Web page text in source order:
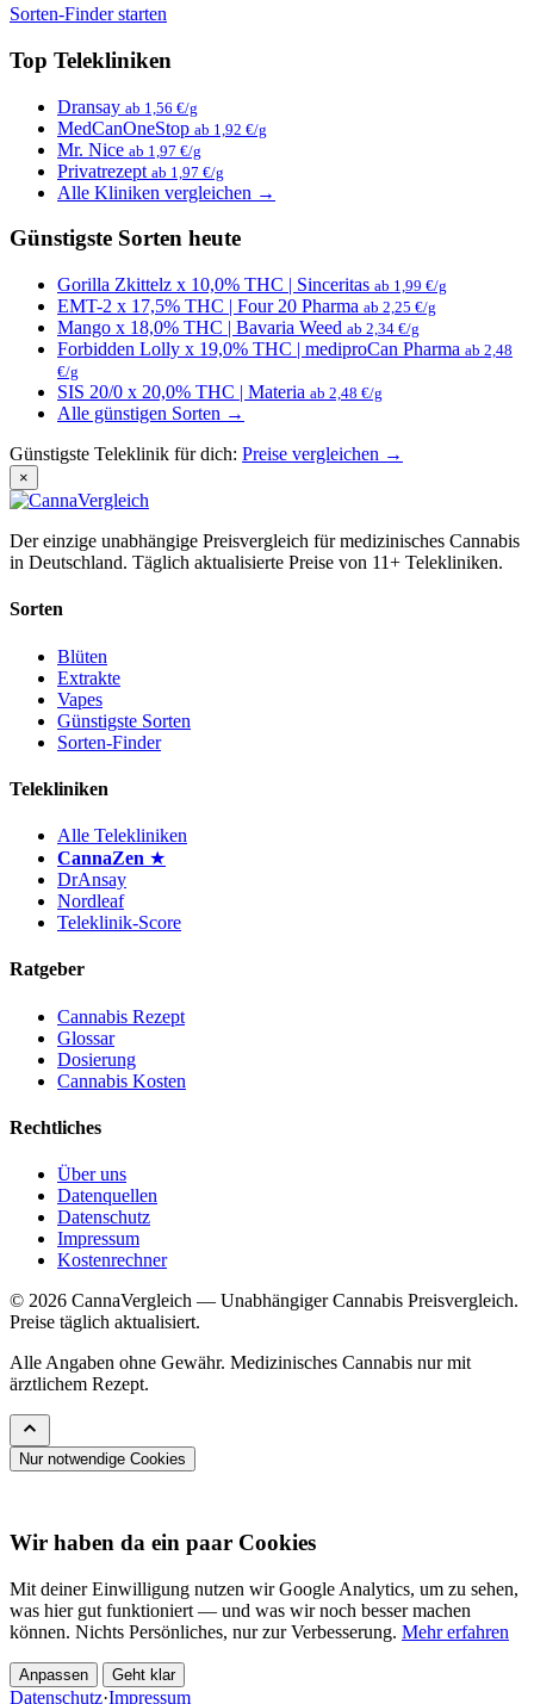
Sorten-Finder starten
Top Telekliniken
Dransay ab 1,56 €/g
MedCanOneStop ab 1,92 €/g
Mr. Nice ab 1,97 €/g
Privatrezept ab 1,97 €/g
Alle Kliniken vergleichen →
Günstigste Sorten heute
Gorilla Zkittelz x 10,0% THC | Sinceritas ab 1,99 €/g
EMT-2 x 17,5% THC | Four 20 Pharma ab 2,25 €/g
Mango x 18,0% THC | Bavaria Weed ab 2,34 €/g
Forbidden Lolly x 19,0% THC | mediproCan Pharma ab 2,48
€/g
SIS 20/0 x 20,0% THC | Materia ab 2,48 €/g
Alle günstigen Sorten →
Günstigste Teleklinik für dich: Preise vergleichen →
×
Der einzige unabhängige Preisvergleich für medizinisches Cannabis
in Deutschland. Täglich aktualisierte Preise von 11+ Telekliniken.
Sorten
Blüten
Extrakte
Vapes
Günstigste Sorten
Sorten-Finder
Telekliniken
Alle Telekliniken
CannaZen ★
DrAnsay
Nordleaf
Teleklinik-Score
Ratgeber
Cannabis Rezept
Glossar
Dosierung
Cannabis Kosten
Rechtliches
Über uns
Datenquellen
Datenschutz
Impressum
Kostenrechner
© 2026 CannaVergleich — Unabhängiger Cannabis Preisvergleich.
Preise täglich aktualisiert.
Alle Angaben ohne Gewähr. Medizinisches Cannabis nur mit
ärztlichem Rezept.
Nur notwendige Cookies
Wir haben da ein paar Cookies
Mit deiner Einwilligung nutzen wir Google Analytics, um zu sehen,
was hier gut funktioniert — und was wir noch besser machen
können. Nichts Persönliches, nur zur Verbesserung. Mehr erfahren
Anpassen Geht klar
Datenschutz·Impressum